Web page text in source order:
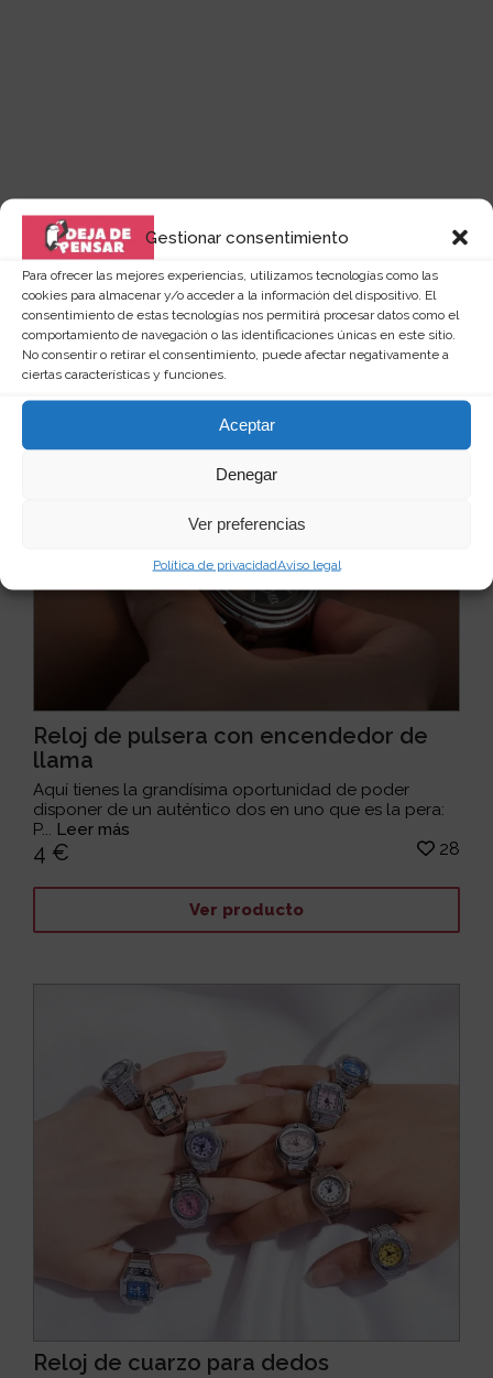
Gestionar consentimiento
Para ofrecer las mejores experiencias, utilizamos tecnologías como las
cookies para almacenar y/o acceder a la información del dispositivo. El
consentimiento de estas tecnologías nos permitirá procesar datos como el
comportamiento de navegación o las identificaciones únicas en este sitio.
No consentir o retirar el consentimiento, puede afectar negativamente a
ciertas características y funciones.
Aceptar
Denegar
Ver preferencias
Política de privacidadAviso legal
Quizás te puede interesar...
Reloj de pulsera con encendedor de
llama
Aquí tienes la grandísima oportunidad de poder
disponer de un auténtico dos en uno que es la pera:
P... Leer más
4 € 28
Ver producto
Reloj de cuarzo para dedos